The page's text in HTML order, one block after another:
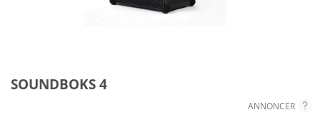
SOUNDBOKS 4
ANNONCER